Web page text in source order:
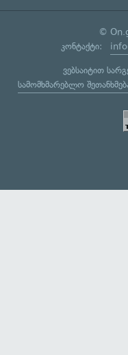
©
კონტაქტი:
ვებსაიტით
სამომხმარებლო